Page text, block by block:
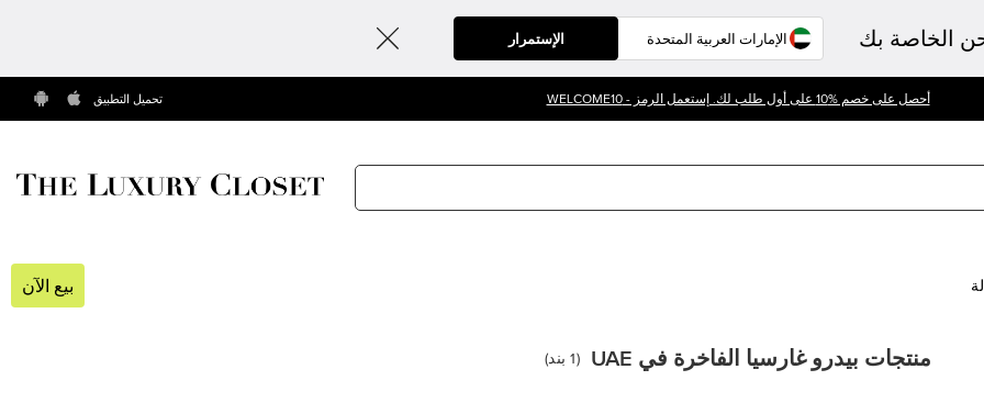
الخاصة بك الإستمرار
أحصل على خصم %10 على أول طلب لك. إستعمل الرمز - WELCOME10 تحميل التطبيق
بيع الآن
منتجات بيدرو غارسيا الفاخرة في UAE (
1 بند)